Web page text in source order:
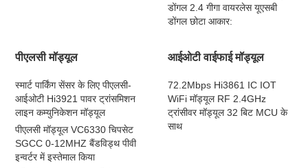
डोंगल 2.4 गीगा वायरलेस यूएसबी
डोंगल छोटा आकार:
पीएलसी मॉड्यूल
स्मार्ट पार्किंग सेंसर के लिए पीएलसी-
आईओटी Hi3921 पावर ट्रांसमिशन
लाइन कम्युनिकेशन मॉड्यूल
पीएलसी मॉड्यूल VC6330 चिपसेट
SGCC 0-12MHZ बैंडविड्थ पीवी
इन्वर्टर में इस्तेमाल किया
आईओटी वाईफाई मॉड्यूल
72.2Mbps Hi3861 IC IOT
WiFi मॉड्यूल RF 2.4GHz
ट्रांसीवर मॉड्यूल 32 बिट MCU के
साथ